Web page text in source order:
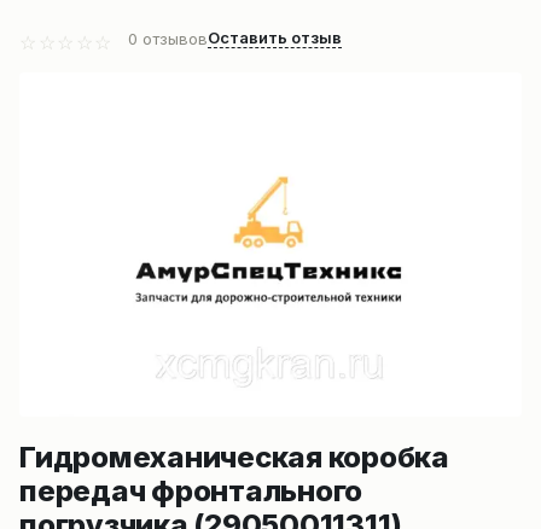
0 отзывовОставить отзыв
Гидромеханическая коробка
передач фронтального